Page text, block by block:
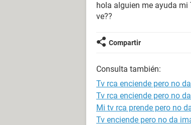
hola alguien me ayuda mi
ve??
Compartir
Consulta también:
Tv rca enciende pero no
Tv rca enciende pero no
Mi tv rca prende pero no
Tv enciende pero no da